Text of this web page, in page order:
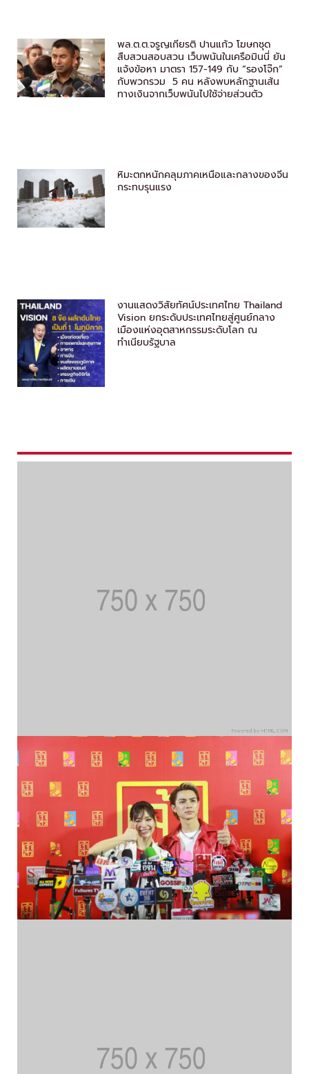
พล.ต.ต.จรูญเกียรติ ปานแก้ว โฆษกชุด
สืบสวนสอบสวน เว็บพนันในเครือมินนี่ ยัน
แจ้งข้อหา มาตรา 157-149 กับ “รองโจ๊ก”
กับพวกรวม 5 คน หลังพบหลักฐานเส้น
ทางเงินจากเว็บพนันไปใช้จ่ายส่วนตัว
หิมะตกหนักคลุมภาคเหนือและกลางของจีน
กระทบรุนแรง
งานแสดงวิสัยทัศน์ประเทศไทย Thailand
Vision ยกระดับประเทศไทยสู่ศูนย์กลาง
เมืองแห่งอุตสาหกรรมระดับโลก ณ
ทำเนียบรัฐบาล